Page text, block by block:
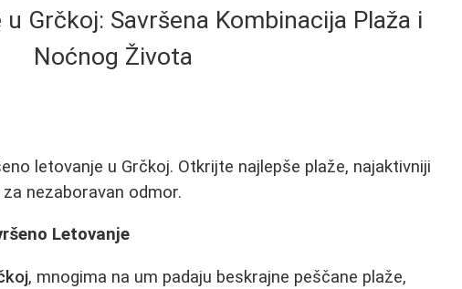
Grčkoj: Savršena Kombinacija Plaža i
Noćnog Života
letovanje u Grčkoj. Otkrijte najlepše plaže, najaktivniji
nezaboravan odmor.
Letovanje
, mnogima na um padaju beskrajne peščane plaže,